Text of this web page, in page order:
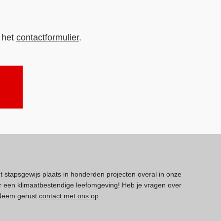
contactformulier.
stapsgewijs plaats in honderden projecten overal in onze
klimaatbestendige leefomgeving! Heb je vragen over
gerust contact met ons op